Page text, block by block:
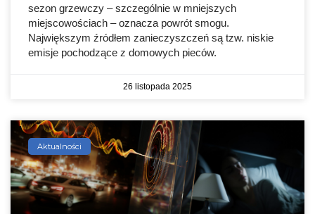
sezon grzewczy – szczególnie w mniejszych
miejscowościach – oznacza powrót smogu.
Największym źródłem zanieczyszczeń są tzw. niskie
emisje pochodzące z domowych pieców.
26 listopada 2025
Aktualności